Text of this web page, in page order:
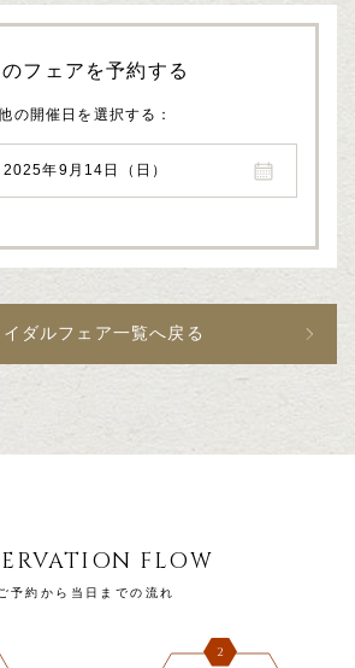
のフェアを予約する
の開催日を選択する
2025年9月14日（日）
ダルフェア一覧へ戻る
FLOW
ご予約から当日までの流れ
2